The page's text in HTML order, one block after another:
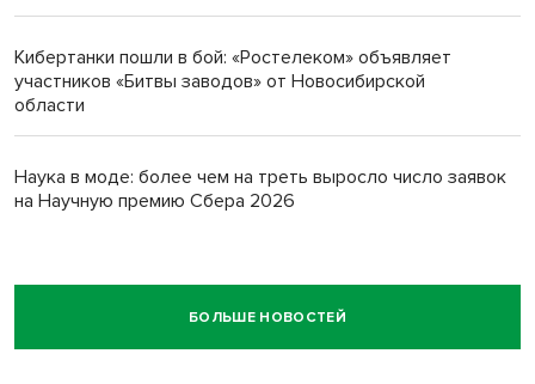
Кибертанки пошли в бой: «Ростелеком» объявляет
участников «Битвы заводов» от Новосибирской
области
Наука в моде: более чем на треть выросло число заявок
на Научную премию Сбера 2026
БОЛЬШЕ НОВОСТЕЙ